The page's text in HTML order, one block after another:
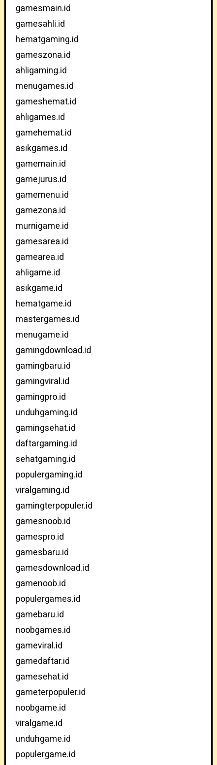
gamesmain.id
gamesahli.id
hematgaming.id
gameszona.id
ahligaming.id
menugames.id
gameshemat.id
ahligames.id
gamehemat.id
asikgames.id
gamemain.id
gamejurus.id
gamemenu.id
gamezona.id
murnigame.id
gamesarea.id
gamearea.id
ahligame.id
asikgame.id
hematgame.id
mastergames.id
menugame.id
gamingdownload.id
gamingbaru.id
gamingviral.id
gamingpro.id
unduhgaming.id
gamingsehat.id
daftargaming.id
sehatgaming.id
populergaming.id
viralgaming.id
gamingterpopuler.id
gamesnoob.id
gamespro.id
gamesbaru.id
gamesdownload.id
gamenoob.id
populergames.id
gamebaru.id
noobgames.id
gameviral.id
gamedaftar.id
gamesehat.id
gameterpopuler.id
noobgame.id
viralgame.id
unduhgame.id
populergame.id